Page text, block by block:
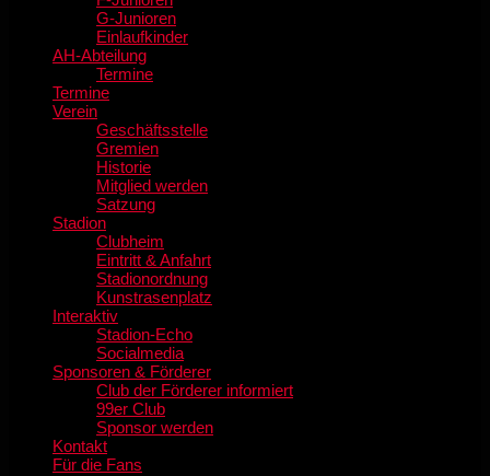
G-Junioren
Einlaufkinder
AH-Abteilung
Termine
Termine
Verein
Geschäftsstelle
Gremien
Historie
Mitglied werden
Satzung
Stadion
Clubheim
Eintritt & Anfahrt
Stadionordnung
Kunstrasenplatz
Interaktiv
Stadion-Echo
Socialmedia
Sponsoren & Förderer
Club der Förderer informiert
99er Club
Sponsor werden
Kontakt
Für die Fans